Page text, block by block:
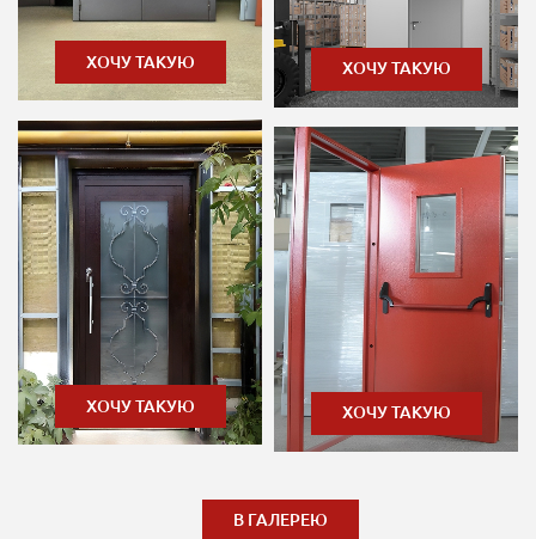
ХОЧУ ТАКУЮ
ХОЧУ ТАКУЮ
ХОЧУ ТАКУЮ
ХОЧУ ТАКУЮ
В ГАЛЕРЕЮ